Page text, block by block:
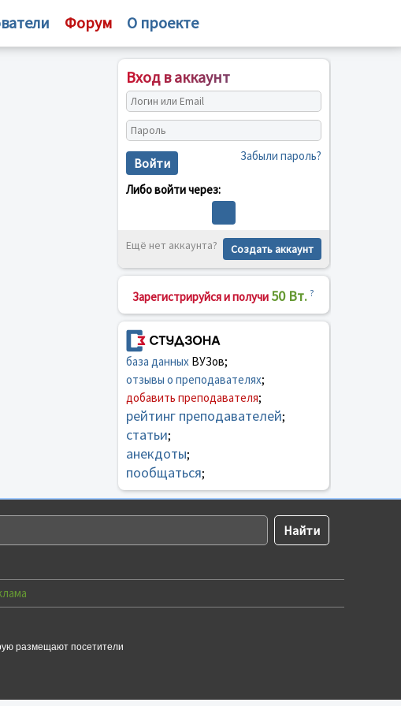
Форум О проекте
Вход в аккаунт
Войти Забыли пароль?
Либо войти через:
Ещё нет аккаунта? Создать аккаунт
Зарегистрируйся и получи 50 Вт. ?
база данныхВУЗов;
отзывы о преподавателях;
добавить преподавателя;
рейтинг преподавателей;
статьи;
анекдоты;
пообщаться;
размещают посетители